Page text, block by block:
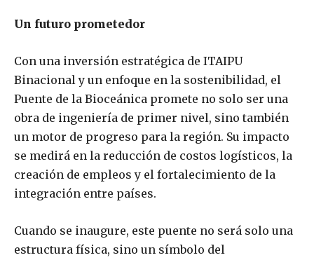
Un futuro prometedor
Con una inversión estratégica de ITAIPU
Binacional y un enfoque en la sostenibilidad, el
Puente de la Bioceánica promete no solo ser una
obra de ingeniería de primer nivel, sino también
un motor de progreso para la región. Su impacto
se medirá en la reducción de costos logísticos, la
creación de empleos y el fortalecimiento de la
integración entre países.
Cuando se inaugure, este puente no será solo una
estructura física, sino un símbolo del